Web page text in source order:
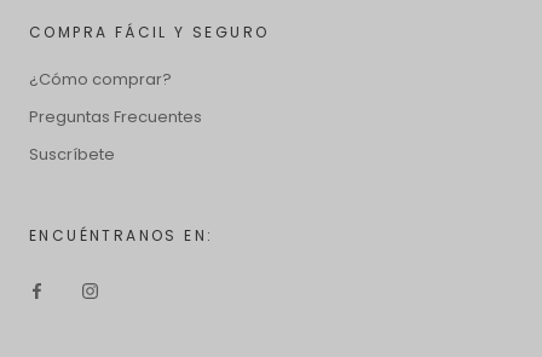
COMPRA FÁCIL Y SEGURO
¿Cómo comprar?
Preguntas Frecuentes
Suscríbete
ENCUÉNTRANOS EN: